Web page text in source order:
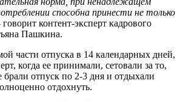
способна принести не только
контент-эксперт кадрового
Пашкина.
части отпуска в 14 календарных дней,
когда ее принимали, сетовали за то,
брали отпуск по 2-3 дня и отдыхали
отдохнуть.